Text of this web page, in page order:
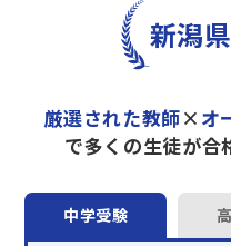
さらに、単元別の学
や授業内容や授
「DAILY TRY」
など
トライで一緒に“自己
か？
オンラインでの学習
新潟
厳選された教師× オ
で多くの生徒が合
中学受験